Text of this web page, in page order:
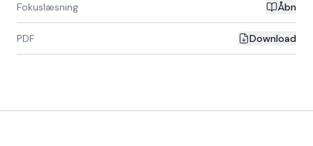
Fokuslæsning Åbn
PDF Download